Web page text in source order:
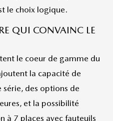
le choix logique.
QUI CONVAINC LE
le coeur de gamme du
la capacité de
des options de
et la possibilité
à 7 places avec fauteuils